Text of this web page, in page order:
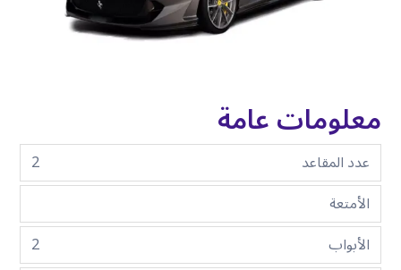
معلومات عامة
عدد المقاعد
2
الأمتعة
الأبواب
2